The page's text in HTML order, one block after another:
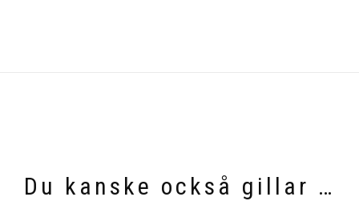
Du kanske också gillar …